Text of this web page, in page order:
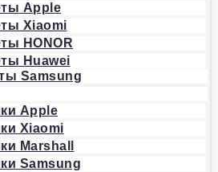
Apple
Xiaomi
HONOR
Huawei
Samsung
Apple
Xiaomi
Marshall
Samsung